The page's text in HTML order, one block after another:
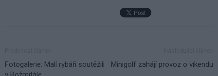
Fotogalerie: Malí rybáři soutěžili
Minigolf zahájí provoz o víkendu